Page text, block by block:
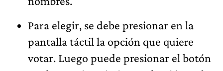
Para elegir, se debe presionar en la
pantalla táctil la opción que quiere
votar. Luego puede presionar el botón